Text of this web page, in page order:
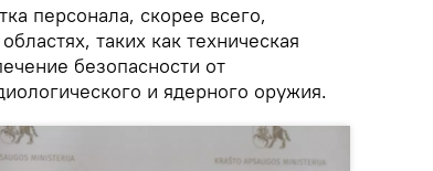
персонала, скорее всего,
таких как техническая
безопасности от
и ядерного оружия.